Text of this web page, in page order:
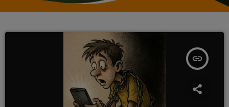
insert_link